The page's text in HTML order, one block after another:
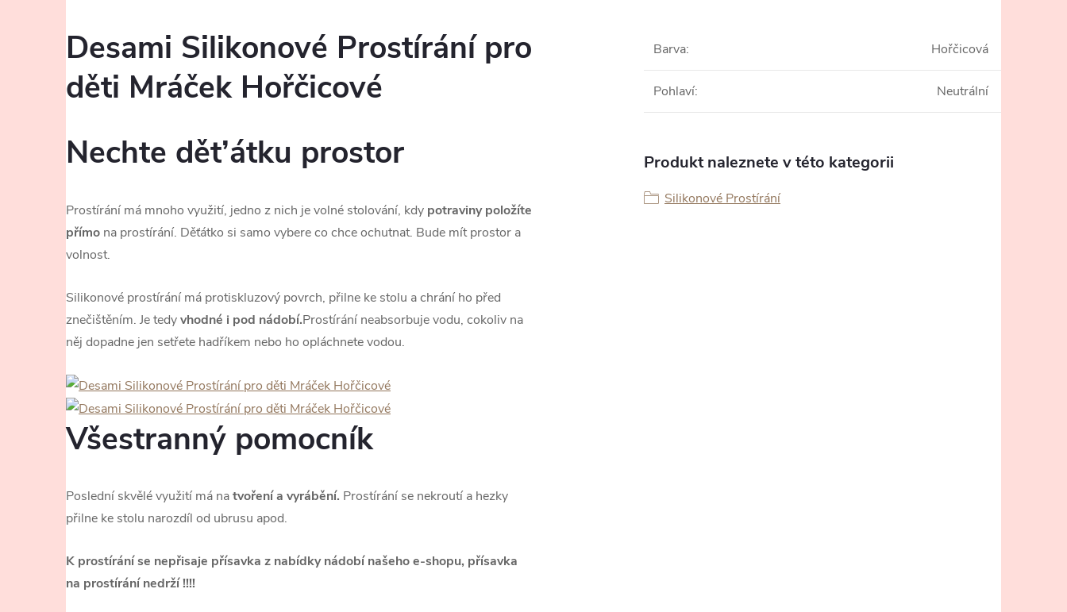
Desami Silikonové Prostírání pro
děti Mráček Hořčicové
Nechte dět’átku prostor
Prostírání má mnoho využití, jedno z nich je volné stolování, kdy potraviny položíte
přímo na prostírání. Děťátko si samo vybere co chce ochutnat. Bude mít prostor a
volnost.
Silikonové prostírání má protiskluzový povrch, přilne ke stolu a chrání ho před
znečištěním. Je tedyvhodné i pod nádobí.Prostírání neabsorbuje vodu, cokoliv na
něj dopadne jen setřete hadříkem nebo ho opláchnete vodou.
Všestranný pomocník
Poslední skvělé využití má natvoření a vyrábění. Prostírání se nekroutí a hezky
přilne ke stolu narozdíl od ubrusu apod.
K prostírání se nepřisaje přísavka z nabídky nádobí našeho e-shopu, přísavka
na prostírání nedrží !!!!
Barva: Hořčicová
Pohlaví: Neutrální
Produkt naleznete v této kategorii
Silikonové Prostírání